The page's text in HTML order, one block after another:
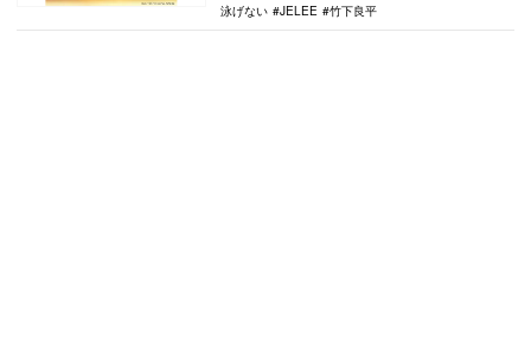
泳げない
JELEE 竹下良平